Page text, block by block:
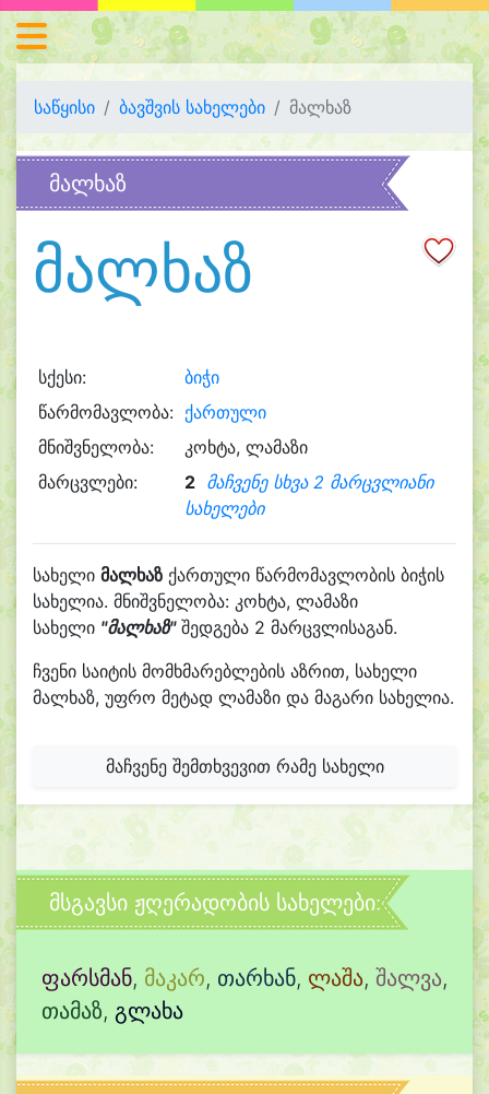
საწყისი ბავშვის სახელები მალხაზ
მალხაზ
მალხაზ
სქესი:
ბიჭი
წარმომავლობა: ქართული
მნიშვნელობა:
კოხტა, ლამაზი
მარცვლები:
2 მაჩვენე სხვა 2 მარცვლიანი
სახელები
სახელი მალხაზ ქართული წარმომავლობის ბიჭის
სახელია. მნიშვნელობა: კოხტა, ლამაზი
სახელი "მალხაზ"შედგება 2 მარცვლისაგან.
ჩვენი საიტის მომხმარებლების აზრით, სახელი
მალხაზ, უფრო მეტად ლამაზი და მაგარი სახელია.
მაჩვენე შემთხვევით რამე სახელი
მსგავსი ჟღერადობის სახელები:
ფარსმან, მაკარ, თარხან, ლაშა, შალვა,
თამაზ, გლახა